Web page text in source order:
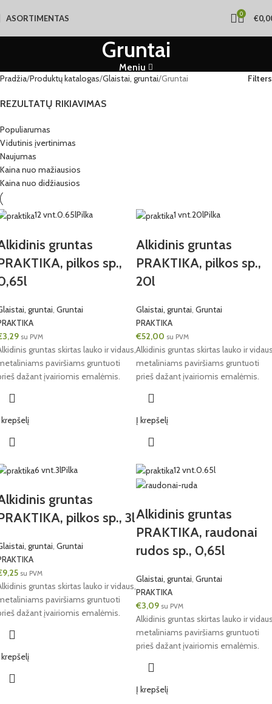
ASORTIMENTAS 0 €
Gruntai
Meniu
Pradžia Produktų katalogas Glaistai, gruntai Gruntai Filters
REZULTATŲ RIKIAVIMAS
Populiarumas
Vidutinis įvertinimas
Naujumas
Kaina nuo mažiausios
Kaina nuo didžiausios
12 vnt.0.65lPilka
gruntas
pilkos sp.,
gruntai Gruntai
3,29 su PVM
gruntas skirtas lauko ir vidaus,
paviršiams gruntuoti
dažant įvairiomis emalėmis.
1 vnt.20lPilka
Alkidinis gruntas
PRAKTIKA, pilkos sp.,
20l
Glaistai, gruntai Gruntai
PRAKTIKA
€52,00 su PVM
Alkidinis gruntas skirtas lauko ir
metaliniams paviršiams gruntuoti
prieš dažant įvairiomis emalėmis.
Į krepšelį
6 vnt.3lPilka
gruntas
pilkos sp., 3l
gruntai, Gruntai
9,25 su PVM
gruntas skirtas lauko ir vidaus,
paviršiams gruntuoti
dažant įvairiomis emalėmis.
12 vnt.0.65l
Alkidinis gruntas
PRAKTIKA, raudonai
rudos sp., 0,65l
Glaistai, gruntai, Gruntai
PRAKTIKA
€3,09 su PVM
Alkidinis gruntas skirtas lauko ir
metaliniams paviršiams gruntuoti
prieš dažant įvairiomis emalėmis.
Į krepšelį